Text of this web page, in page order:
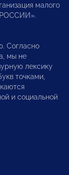
малого
РОССИИ».
Согласно
мы не
лексику
точками,
и социальной